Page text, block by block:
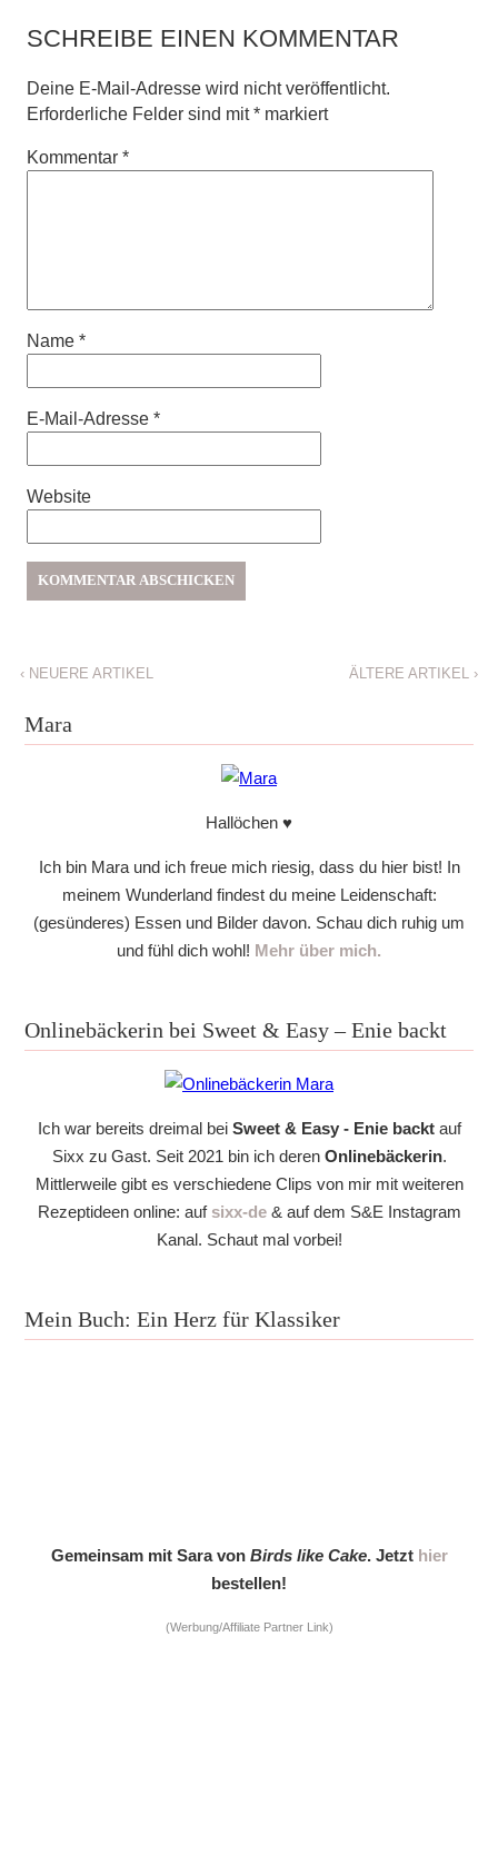
SCHREIBE EINEN KOMMENTAR
Deine E-Mail-Adresse wird nicht veröffentlicht.
Erforderliche Felder sind mit*markiert
Kommentar *
Name *
E-Mail-Adresse *
Website
‹NEUERE ARTIKEL ÄLTERE ARTIKEL ›
Mara
Hallöchen ♥
Ich bin Mara und ich freue mich riesig, dass du hier bist! In
meinem Wunderland findest du meine Leidenschaft:
(gesünderes) Essen und Bilder davon. Schau dich ruhig um
und fühl dich wohl! Mehr über mich.
Onlinebäckerin bei Sweet & Easy – Enie backt
Ich war bereits dreimal bei Sweet & Easy - Enie backtauf
Sixx zu Gast. Seit 2021 bin ich deren Onlinebäckerin.
Mittlerweile gibt es verschiedene Clips von mir mit weiteren
Rezeptideen online: auf sixx-de& auf dem S&E Instagram
Kanal. Schaut mal vorbei!
Mein Buch: Ein Herz für Klassiker
Gemeinsam mit Sara von Birds like Cake. Jetzt hier
bestellen!
(Werbung/Affiliate Partner Link)